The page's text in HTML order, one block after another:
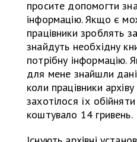
просите допомогти
інформацію. Якщо є
працівники зроблять
знайдуть необхідну
потрібну інформацію.
для мене знайшли
коли працівники
захотілося їх
коштувало 14 гривень.